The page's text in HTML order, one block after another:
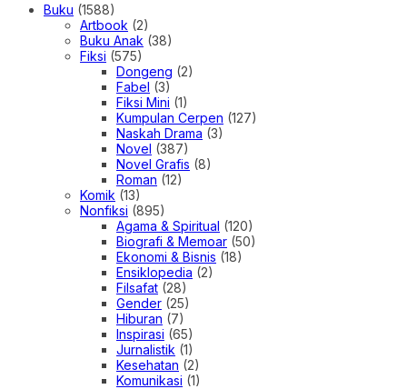
Buku (1588)
Artbook (2)
Buku Anak (38)
Fiksi (575)
Dongeng (2)
Fabel (3)
Fiksi Mini (1)
Kumpulan Cerpen (127)
Naskah Drama (3)
Novel (387)
Novel Grafis (8)
Roman (12)
Komik (13)
Nonfiksi (895)
Agama & Spiritual (120)
Biografi & Memoar (50)
Ekonomi & Bisnis (18)
Ensiklopedia (2)
Filsafat (28)
Gender (25)
Hiburan (7)
Inspirasi (65)
Jurnalistik (1)
Kesehatan (2)
Komunikasi (1)